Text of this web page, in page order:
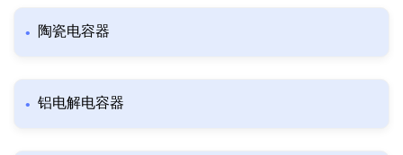
陶瓷电容器
铝电解电容器